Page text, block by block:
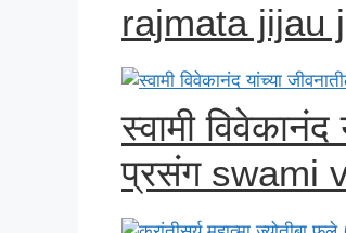
rajmata jijau
स्वामी विवेकानंद
प्रसंग swami